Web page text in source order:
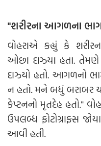
"શરીરના આગળના
વોહરાએ કહ્યું કે
ઓછા દાઝ્યા હતા.
દાઝ્યો હતો. આગળનો
ન હતો. મને બધું બરાબર
કેપ્ટનનો મૃતદેહ હતો."
ઉપલબ્ધ ફોટોગ્રાફ્સ
આવી હતી.